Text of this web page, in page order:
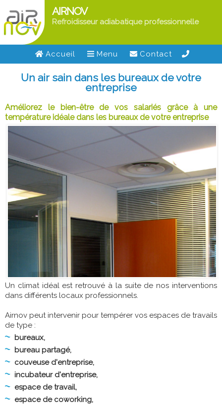
AIRNOV
Refroidisseur adiabatique professionnelle
Accueil Menu Contact
Un air sain dans les bureaux de votre
entreprise
Améliorez le bien-être de vos salariés grâce à une
température idéale dans les bureaux de votre entreprise
Un climat idéal est retrouvé à la suite de nos interventions
dans différents locaux professionnels.
Airnov peut intervenir pour tempérer vos espaces de travails
de type :
bureaux,
bureau partagé,
couveuse d'entreprise,
incubateur d'entreprise,
espace de travail,
espace de coworking,